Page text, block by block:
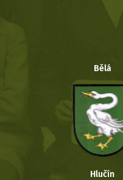
Bělá
Hlučín